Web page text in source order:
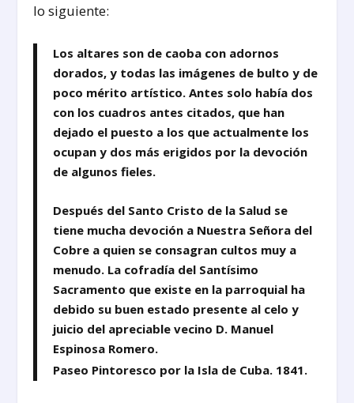
lo siguiente:
Los altares son de caoba con adornos
dorados, y todas las imágenes de bulto y de
poco mérito artístico. Antes solo había dos
con los cuadros antes citados, que han
dejado el puesto a los que actualmente los
ocupan y dos más erigidos por la devoción
de algunos fieles.
Después del Santo Cristo de la Salud se
tiene mucha devoción a Nuestra Señora del
Cobre a quien se consagran cultos muy a
menudo. La cofradía del Santísimo
Sacramento que existe en la parroquial ha
debido su buen estado presente al celo y
juicio del apreciable vecino D. Manuel
Espinosa Romero.
Paseo Pintoresco por la Isla de Cuba. 1841.